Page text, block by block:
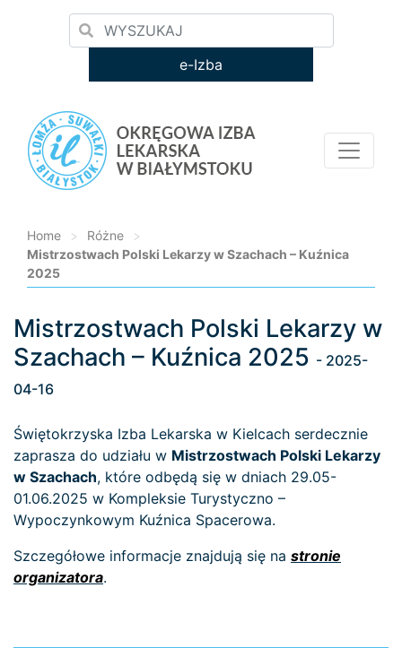
e-Izba
Home > Różne
>
Mistrzostwach Polski Lekarzy w Szachach – Kuźnica
2025
Loading...
Mistrzostwach Polski Lekarzy w
Szachach – Kuźnica 2025 - 2025-
04-16
Świętokrzyska Izba Lekarska w Kielcach serdecznie
zaprasza do udziału w Mistrzostwach Polski Lekarzy
w Szachach, które odbędą się w dniach 29.05-
01.06.2025 w Kompleksie Turystyczno –
Wypoczynkowym Kuźnica Spacerowa.
Szczegółowe informacje znajdują się na stronie
organizatora.